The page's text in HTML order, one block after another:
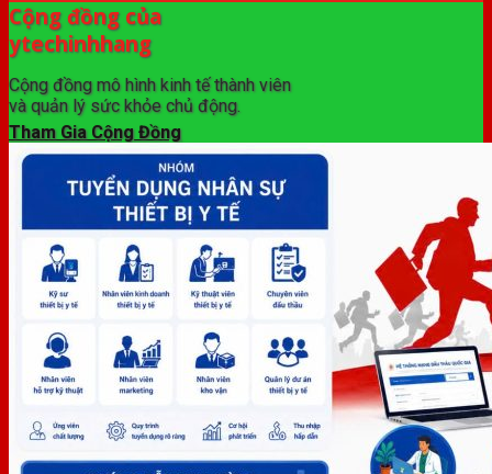
Cộng đồng của
ytechinhhang
Cộng đồng mô hình kinh tế thành viên
và quản lý sức khỏe chủ động.
Tham Gia Cộng Đồng